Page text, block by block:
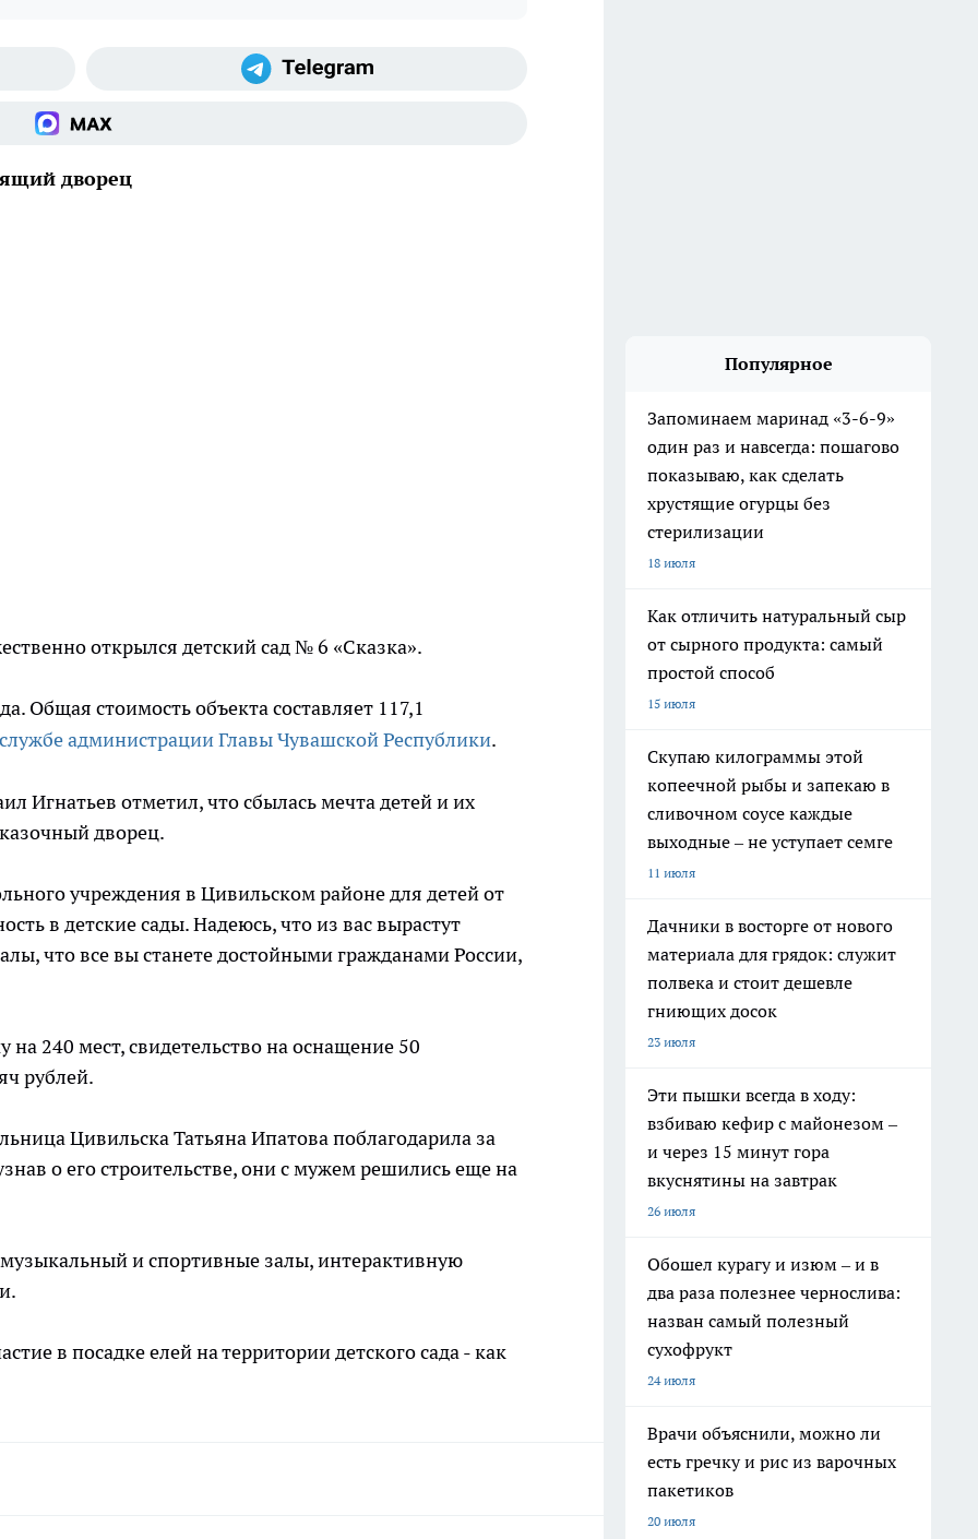
дворец
открылся детский сад № 6 «Сказка».
Общая стоимость объекта составляет 117,1
администрации Главы Чувашской Республики.
Игнатьев отметил, что сбылась мечта детей и их
дворец.
учреждения в Цивильском районе для детей от
в детские сады. Надеюсь, что из вас вырастут
что все вы станете достойными гражданами России,
на 240 мест, свидетельство на оснащение 50
рублей.
Цивильска Татьяна Ипатова поблагодарила за
о его строительстве, они с мужем решились еще на
и спортивные залы, интерактивную
в посадке елей на территории детского сада - как
Популярное
Запоминаем маринад «3-6-9»
один раз и навсегда: пошагово
показываю, как сделать
хрустящие огурцы без
стерилизации
18 июля
Как отличить натуральный сыр
от сырного продукта: самый
простой способ
15 июля
Скупаю килограммы этой
копеечной рыбы и запекаю в
сливочном соусе каждые
выходные – не уступает семге
11 июля
Дачники в восторге от нового
материала для грядок: служит
полвека и стоит дешевле
гниющих досок
23 июля
Эти пышки всегда в ходу:
взбиваю кефир с майонезом –
и через 15 минут гора
вкуснятины на завтрак
26 июля
Обошел курагу и изюм – и в
два раза полезнее чернослива:
назван самый полезный
сухофрукт
24 июля
Врачи объяснили, можно ли
есть гречку и рис из варочных
пакетиков
20 июля